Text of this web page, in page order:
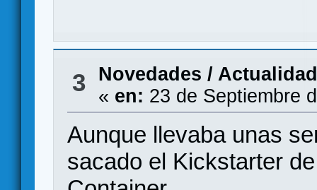
3
Novedades / Actualidad
« en: 23 de Septiembre
Aunque llevaba unas
sacado el Kickstarter